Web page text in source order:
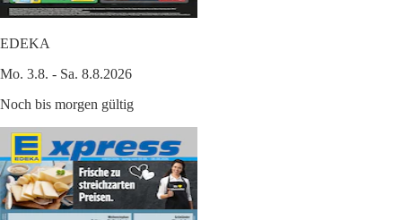
EDEKA
Mo. 3.8. - Sa. 8.8.2026
Noch bis morgen gültig